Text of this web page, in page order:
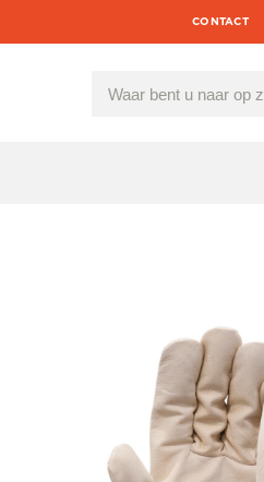
CONTACT